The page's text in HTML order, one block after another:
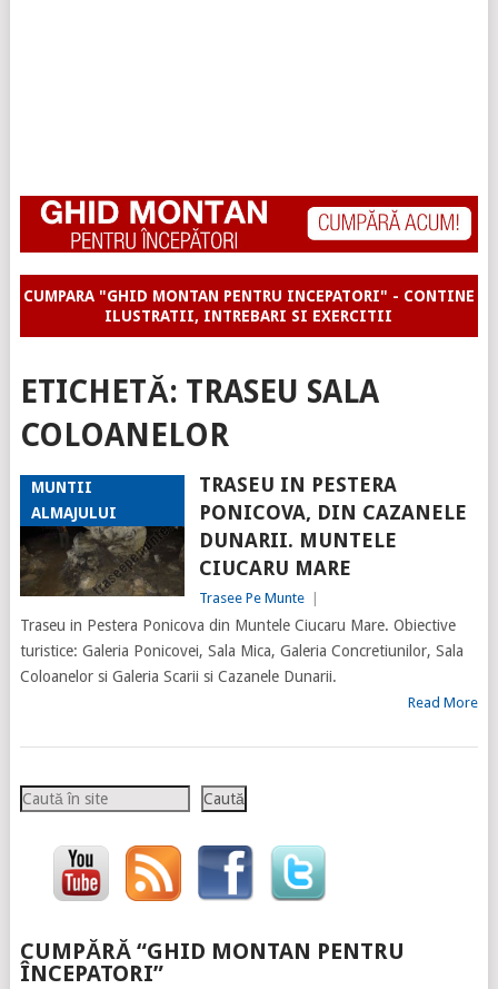
CUMPARA "GHID MONTAN PENTRU INCEPATORI" - CONTINE
ILUSTRATII, INTREBARI SI EXERCITII
ETICHETĂ: TRASEU SALA
COLOANELOR
MUNTII
ALMAJULUI
TRASEU IN PESTERA
PONICOVA, DIN CAZANELE
DUNARII. MUNTELE
CIUCARU MARE
Trasee Pe Munte
Traseu in Pestera Ponicova din Muntele Ciucaru Mare. Obiective
turistice: Galeria Ponicovei, Sala Mica, Galeria Concretiunilor, Sala
Coloanelor si Galeria Scarii si Cazanele Dunarii.
Read More
Caută Caută
CUMPĂRĂ “GHID MONTAN PENTRU
ÎNCEPATORI”